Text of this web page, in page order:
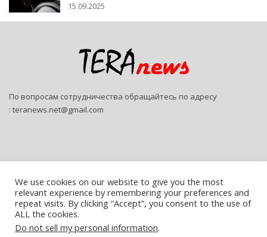
15.09.2025
По вопросам сотрудничества обращайтесь по адресу
: teranews.net@gmail.com
© 2026 - Teranews. All Rights Reserved.
We use cookies on our website to give you the most
relevant experience by remembering your preferences and
repeat visits. By clicking “Accept”, you consent to the use of
ALL the cookies.
Do not sell my personal information.